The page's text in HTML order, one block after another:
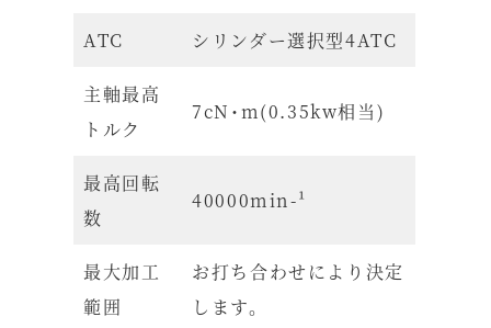
ATC シリンダー選択型4ATC
主軸最高
トルク
7cN･m(0.35kw相当)
最高回転
数
40000min-¹
最大加工
範囲
お打ち合わせにより決定
します。